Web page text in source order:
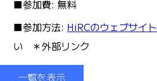
■参加費: 無料
■参加方法: HiRCのウェブサイト
い ＊外部リンク
一覧を表示